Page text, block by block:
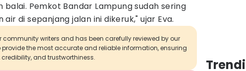
balai. Pemkot Bandar Lampung sudah sering
di sepanjang jalan ini dikeruk," ujar Eva.
community writers and has been carefully reviewed by our
provide the most accurate and reliable information, ensuring
and trustworthiness.